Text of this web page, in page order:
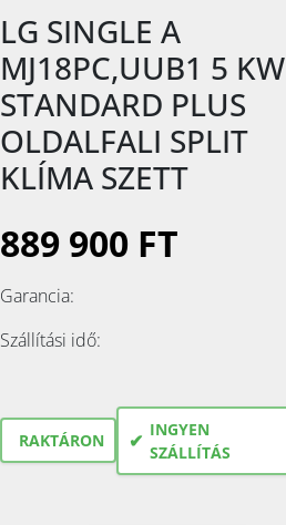
LG SINGLE A
MJ18PC,UUB1 5 KW
STANDARD PLUS
OLDALFALI SPLIT
KLÍMA SZETT
889 900 FT
Garancia:
Szállítási idő:
RAKTÁRON ✔ INGYEN
SZÁLLÍTÁS